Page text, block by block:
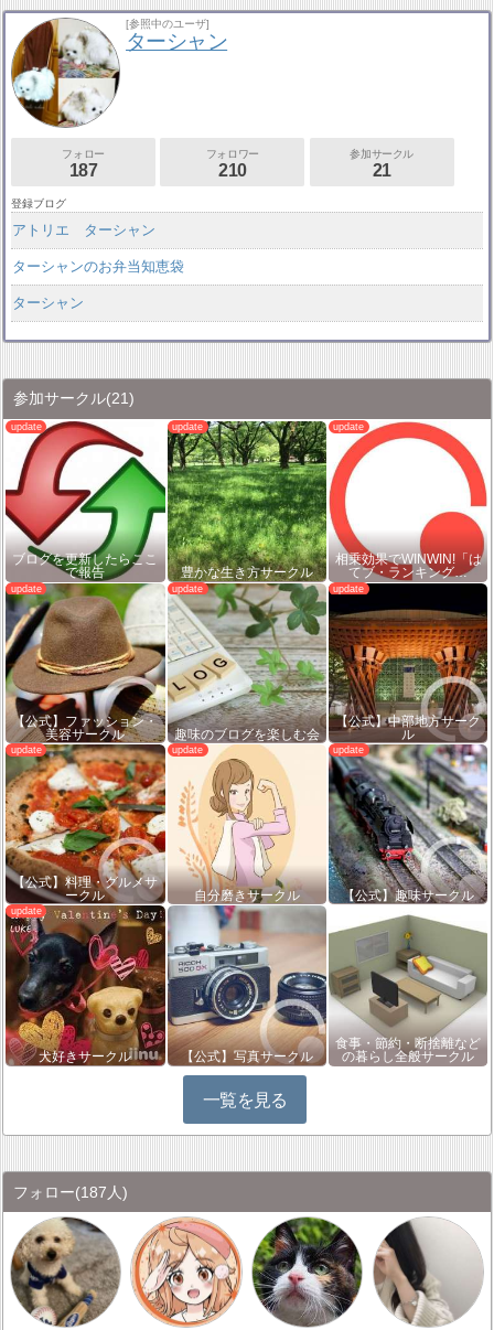
[参照中のユーザ]
ターシャン
フォロー
187
フォロワー
210
参加サークル
21
登録ブログ
アトリエ ターシャン
ターシャンのお弁当知恵袋
ターシャン
参加サークル(21)
ブログを更新したらここ
で報告
豊かな生き方サークル
相乗効果でWINWIN!「は
てブ・ランキング…
【公式】ファッション・
美容サークル
趣味のブログを楽しむ会
【公式】中部地方サーク
ル
【公式】料理・グルメサ
ークル
自分磨きサークル 【公式】趣味サークル
犬好きサークル 【公式】写真サークル
食事・節約・断捨離など
の暮らし全般サークル
一覧を見る
フォロー(187人)